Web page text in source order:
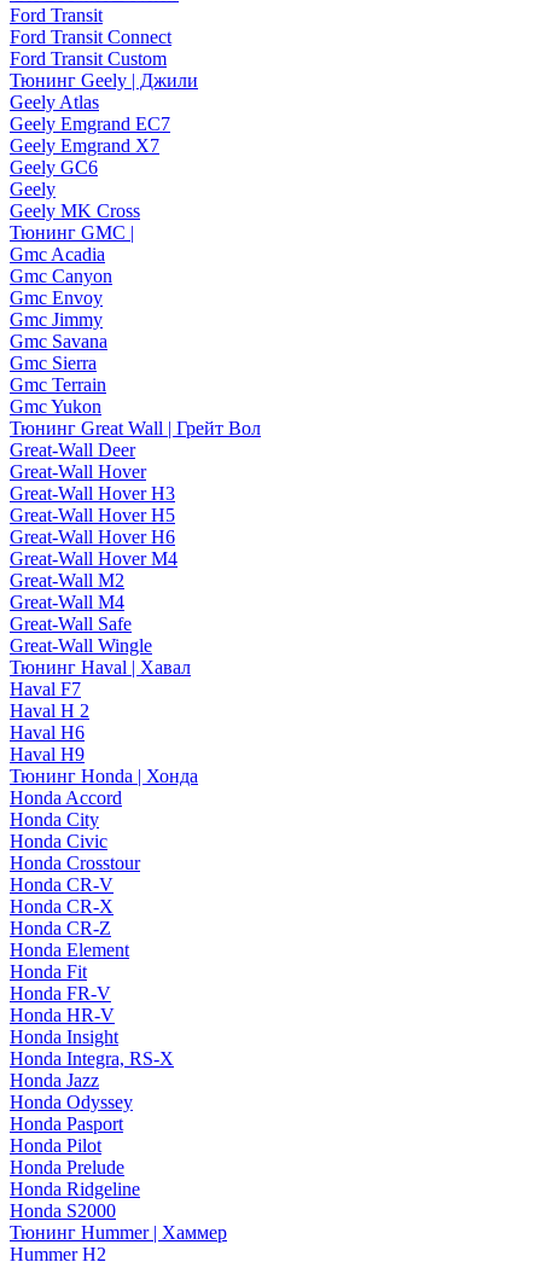
Ford Transit
Ford Transit Connect
Ford Transit Custom
Тюнинг Geely | Джили
Geely Atlas
Geely Emgrand EC7
Geely Emgrand X7
Geely GC6
Geely
Geely MK Cross
Тюнинг GMC |
Gmc Acadia
Gmc Canyon
Gmc Envoy
Gmc Jimmy
Gmc Savana
Gmc Sierra
Gmc Terrain
Gmc Yukon
Тюнинг Great Wall | Грейт Вол
Great-Wall Deer
Great-Wall Hover
Great-Wall Hover H3
Great-Wall Hover H5
Great-Wall Hover H6
Great-Wall Hover M4
Great-Wall M2
Great-Wall M4
Great-Wall Safe
Great-Wall Wingle
Тюнинг Haval | Хавал
Haval F7
Haval H 2
Haval H6
Haval H9
Тюнинг Honda | Хонда
Honda Accord
Honda City
Honda Civic
Honda Crosstour
Honda CR-V
Honda CR-X
Honda CR-Z
Honda Element
Honda Fit
Honda FR-V
Honda HR-V
Honda Insight
Honda Integra, RS-X
Honda Jazz
Honda Odyssey
Honda Pasport
Honda Pilot
Honda Prelude
Honda Ridgeline
Honda S2000
Тюнинг Hummer | Хаммер
Hummer H2